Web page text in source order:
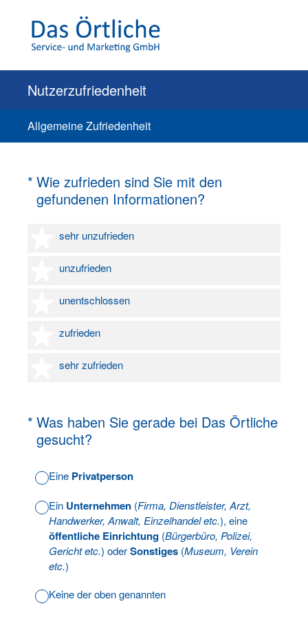
Nutzerzufriedenheit
Allgemeine Zufriedenheit
* Wie zufrieden sind Sie mit den
gefundenen Informationen?
(Erforderlich.)
sehr unzufrieden
1 Stern
unzufrieden
2 Sterne
unentschlossen
3 Sterne
zufrieden
4 Sterne
sehr zufrieden
5 Sterne
* Was haben Sie gerade bei Das Örtliche
gesucht?
(Erforderlich.)
Eine Privatperson
Ein Unternehmen (Firma, Dienstleister, Arzt,
Handwerker, Anwalt, Einzelhandel etc.), eine
öffentliche Einrichtung (Bürgerbüro, Polizei,
Gericht etc.) oderSonstiges (Museum, Verein
etc.)
Keine der oben genannten